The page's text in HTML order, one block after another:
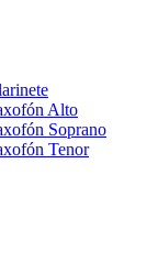
Alto
Soprano
Tenor